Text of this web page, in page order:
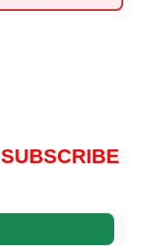
SUBSCRIBE